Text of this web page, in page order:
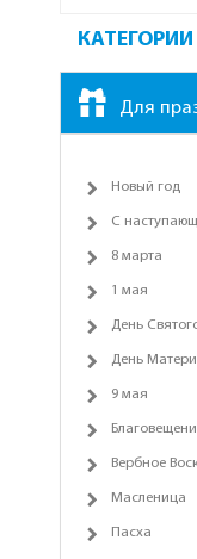
КАТЕГОРИИ
Для
Новый год
С
8 марта
1 мая
День
День Матери
9 мая
Вербное
Масленица
Пасха